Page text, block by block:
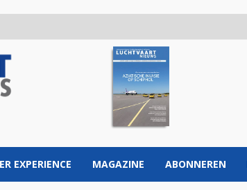
EXPERIENCE MAGAZINE ABONNEREN